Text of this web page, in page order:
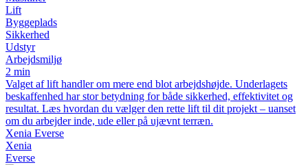
Lift
Byggeplads
Sikkerhed
Udstyr
Arbejdsmiljø
2 min
Valget af lift handler om mere end blot arbejdshøjde. Underlagets
beskaffenhed har stor betydning for både sikkerhed, effektivitet og
resultat. Læs hvordan du vælger den rette lift til dit projekt – uanset
om du arbejder inde, ude eller på ujævnt terræn.
Xenia Everse
Xenia
Everse